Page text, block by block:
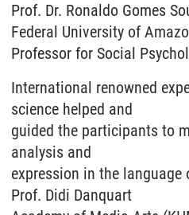
Prof. Dr. Ronaldo Gomes
Federal University of
Professor for Social
International renowned
science helped and
guided the participants to
analysis and
expression in the language
Prof. Didi Danquart